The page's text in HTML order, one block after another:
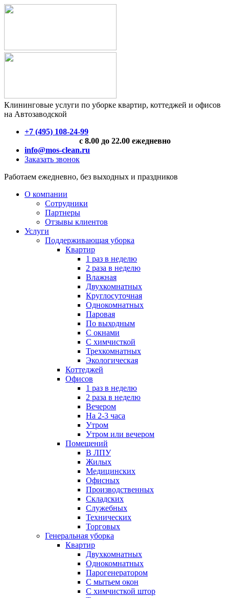
Клининговые услуги по уборке квартир, коттеджей и офисов
на Автозаводской
+7 (495) 108-24-99
с 8.00 до 22.00 ежедневно
info@mos-clean.ru
Заказать звонок
Работаем ежедневно, без выходных и праздников
О компании
Сотрудники
Партнеры
Отзывы клиентов
Услуги
Поддерживающая уборка
Квартир
1 раз в неделю
2 раза в неделю
Влажная
Двухкомнатных
Круглосуточная
Однокомнатных
Паровая
По выходным
С окнами
С химчисткой
Трехкомнатных
Экологическая
Коттеджей
Офисов
1 раз в неделю
2 раза в неделю
Вечером
На 2-3 часа
Утром
Утром или вечером
Помещений
В ЛПУ
Жилых
Медицинских
Офисных
Производственных
Складских
Служебных
Технических
Торговых
Генеральная уборка
Квартир
Двухкомнатных
Однокомнатных
Парогенератором
С мытьем окон
С химчисткой штор